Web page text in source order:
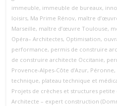
immeuble, immeuble de bureaux,
loisirs, Ma Prime Rénov, maître
Marseille, maître d’œuvre Toulouse,
Opéra– Architectes, Optimisation,
performance, permis de construire
de construire architecte Occitanie,
Provence‑Alpes‑Côte d’Azur, Péronne,
technique, plateau technique et
Projets de crèches et structures petite
Architecte – expert construction